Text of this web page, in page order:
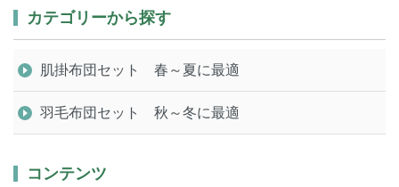
カテゴリーから探す
肌掛布団セット 春～夏に最適
羽毛布団セット 秋～冬に最適
コンテンツ